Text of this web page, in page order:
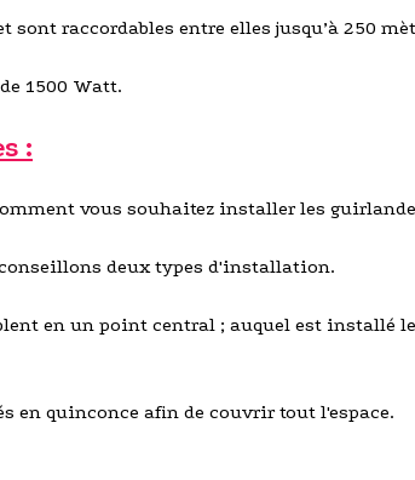
sont raccordables entre elles jusqu’à 250
1500 Watt.
:
vous souhaitez installer les
deux types d'installation.
en un point central ; auquel est installé
en quinconce afin de couvrir tout l'espace.